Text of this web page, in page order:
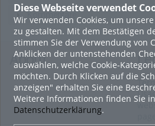
Diese Webseite verwendet
Wir verwenden Cookies, um
zu gestalten. Mit dem Bestätigen
stimmen Sie der Verwendung von
Anklicken der untenstehenden
auswählen, welche Cookie-
möchten. Durch Klicken auf die
anzeigen" erhalten Sie eine
Weitere Informationen finden Sie
Datenschutzerklärung.
Kommentare
About